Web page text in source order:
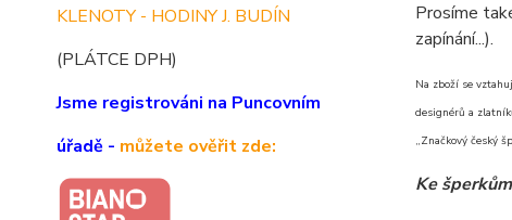
KLENOTY - HODINY J. BUDÍN
(PLÁTCE DPH)
Jsme registrováni na Puncovním
úřadě - můžete ověřit zde:
Prosíme
zapínání...).
Na zboží se
designérů a
„Značkový český
Ke